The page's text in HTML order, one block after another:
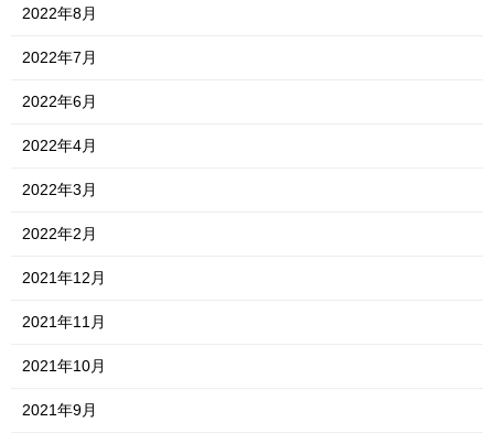
2022年8月
2022年7月
2022年6月
2022年4月
2022年3月
2022年2月
2021年12月
2021年11月
2021年10月
2021年9月